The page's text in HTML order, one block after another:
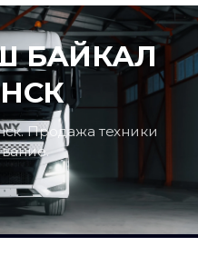
БАЙКАЛ
Продажа техники